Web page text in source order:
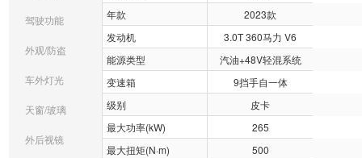
驾驶功能
外观/防盗
车外灯光
天窗/玻璃
外后视镜
年款
2023款
发动机
3.0T 360马力 V6
能源类型
汽油+48V轻混系统
变速箱
9挡手自一体
级别
皮卡
最大功率(kW)
265
最大扭矩(N·m)
500